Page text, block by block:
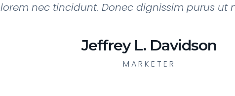
lorem nec tincidunt. Donec dignissim purus ut
Peter S. Stanley
DEVELOPER